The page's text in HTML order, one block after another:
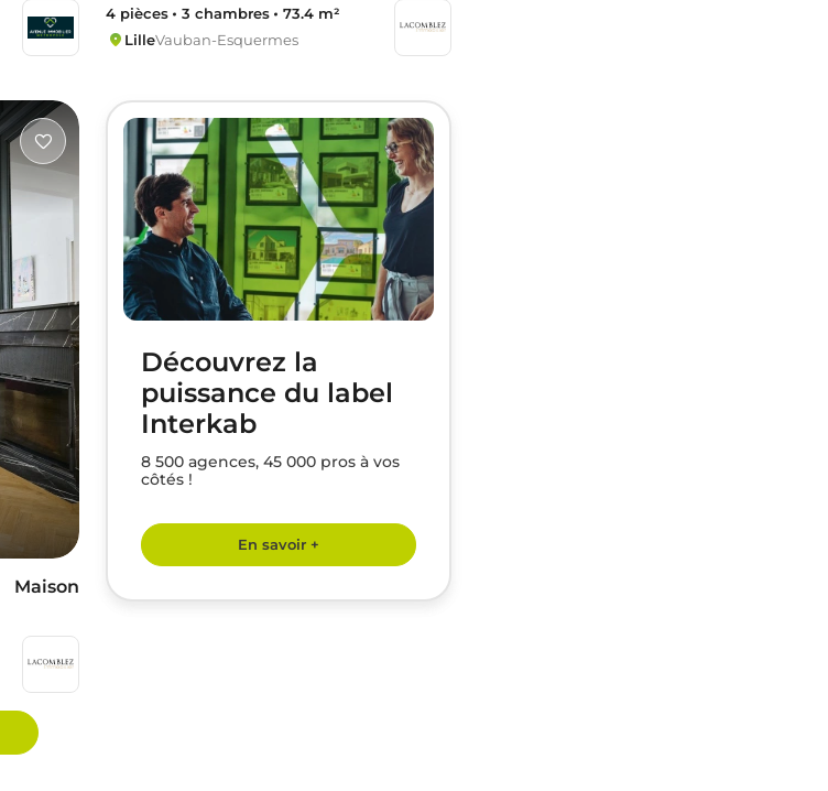
4 pièces 3 chambres
73.4 m²
LilleVauban-Esquermes
Maison
Découvrez la
puissance du label
Interkab
8 500 agences, 45 000 pros à vos
côtés !
En savoir +